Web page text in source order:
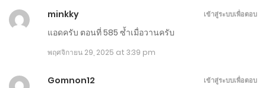
มกราคม 31, 2026
ตอนที่ 701-710
minkky
แอดครับ ตอนที่ 585 ซ้ำเมื่อวานครับ
พฤศจิกายน 29, 2025 at 3:39 pm
เข้าสู่ระบบเพื่อตอบ
Gomnon12
เข้าสู่ระบบเพื่อตอบ